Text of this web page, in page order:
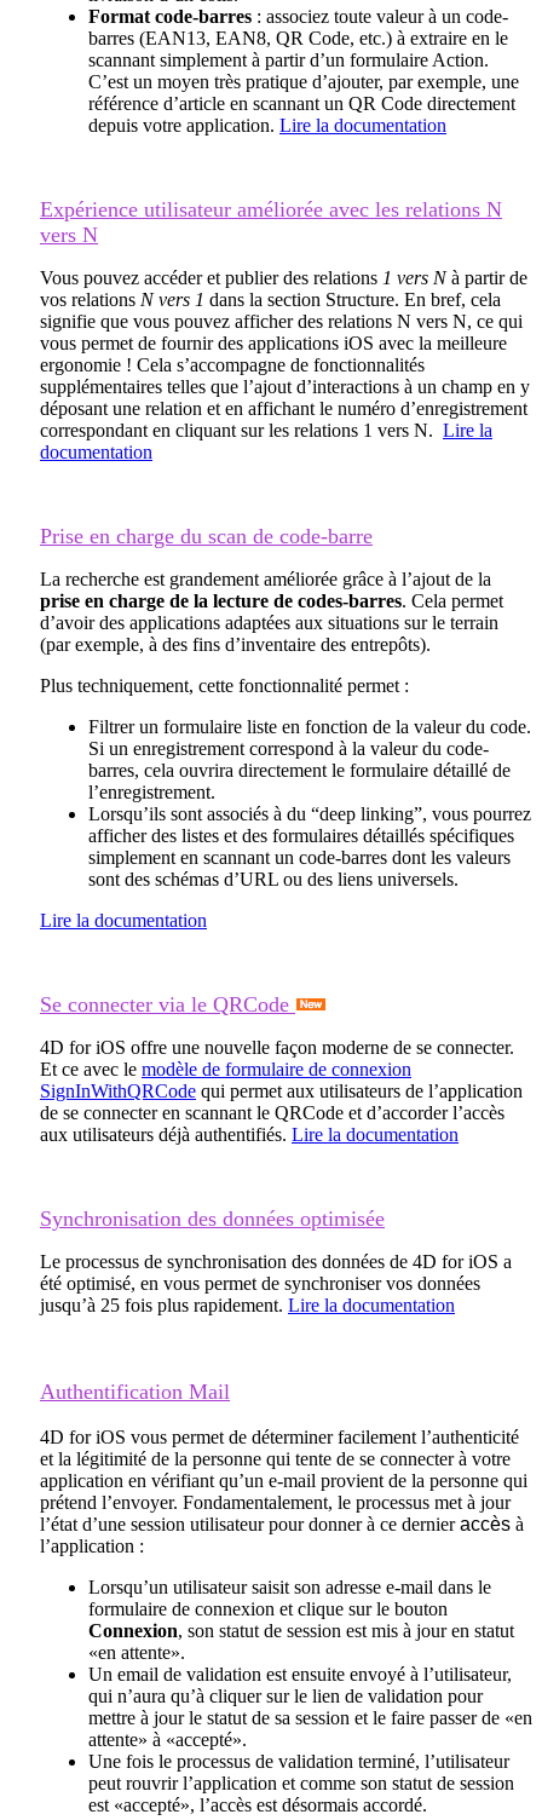
Format code-barres : associez toute valeur à un code-
barres (EAN13, EAN8, QR Code, etc.) à extraire en le
scannant simplement à partir d’un formulaire Action.
C’est un moyen très pratique d’ajouter, par exemple, une
référence d’article en scannant un QR Code directement
depuis votre application. Lire la documentation
Expérience utilisateur améliorée avec les relations N
vers N
Vous pouvez accéder et publier des relations 1 vers Nà partir de
vos relations N vers 1 dans la section Structure. En bref, cela
signifie que vous pouvez afficher des relations N vers N, ce qui
vous permet de fournir des applications iOS avec la meilleure
ergonomie ! Cela s’accompagne de fonctionnalités
supplémentaires telles que l’ajout d’interactions à un champ en y
déposant une relation et en affichant le numéro d’enregistrement
correspondant en cliquant sur les relations 1 vers N. Lire la
documentation
Prise en charge du scan de code-barre
La recherche est grandement améliorée grâce à l’ajout de la
prise en charge de la lecture de codes-barres. Cela permet
d’avoir des applications adaptées aux situations sur le terrain
(par exemple, à des fins d’inventaire des entrepôts).
Plus techniquement, cette fonctionnalité permet :
Filtrer un formulaire liste en fonction de la valeur du code.
Si un enregistrement correspond à la valeur du code-
barres, cela ouvrira directement le formulaire détaillé de
l’enregistrement.
Lorsqu’ils sont associés à du “deep linking”, vous pourrez
afficher des listes et des formulaires détaillés spécifiques
simplement en scannant un code-barres dont les valeurs
sont des schémas d’URL ou des liens universels.
Lire la documentation
Se connecter via le QRCode
4D for iOS offre une nouvelle façon moderne de se connecter.
Et ce avec le modèle de formulaire de connexion
SignInWithQRCode qui permet aux utilisateurs de l’application
de se connecter en scannant le QRCode et d’accorder l’accès
aux utilisateurs déjà authentifiés. Lire la documentation
Synchronisation des données optimisée
Le processus de synchronisation des données de 4D for iOS a
été optimisé, en vous permet de synchroniser vos données
jusqu’à 25 fois plus rapidement. Lire la documentation
Authentification Mail
4D for iOS vous permet de déterminer facilement l’authenticité
et la légitimité de la personne qui tente de se connecter à votre
application en vérifiant qu’un e-mail provient de la personne qui
prétend l’envoyer. Fondamentalement, le processus met à jour
l’état d’une session utilisateur pour donnerà ce dernieraccès à
l’application :
Lorsqu’un utilisateur saisit son adresse e-mail dans le
formulaire de connexion et clique sur le bouton
Connexion, son statut de session est mis à jour en statut
«en attente».
Un email de validation est ensuite envoyé à l’utilisateur,
qui n’aura qu’à cliquer sur le lien de validation pour
mettre à jour le statut de sa session et le faire passer de «en
attente» à «accepté».
Une fois le processus de validation terminé, l’utilisateur
peut rouvrir l’application et comme son statut de session
est «accepté», l’accès est désormais accordé.